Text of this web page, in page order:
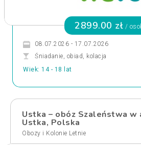
2899.00 zł /
08.07.2026 - 17.07.2026
Śniadanie, obiad, kolacja
Wiek: 14 - 18 lat
Ustka – obóz Szaleństwa w
Ustka, Polska
Obozy i Kolonie Letnie